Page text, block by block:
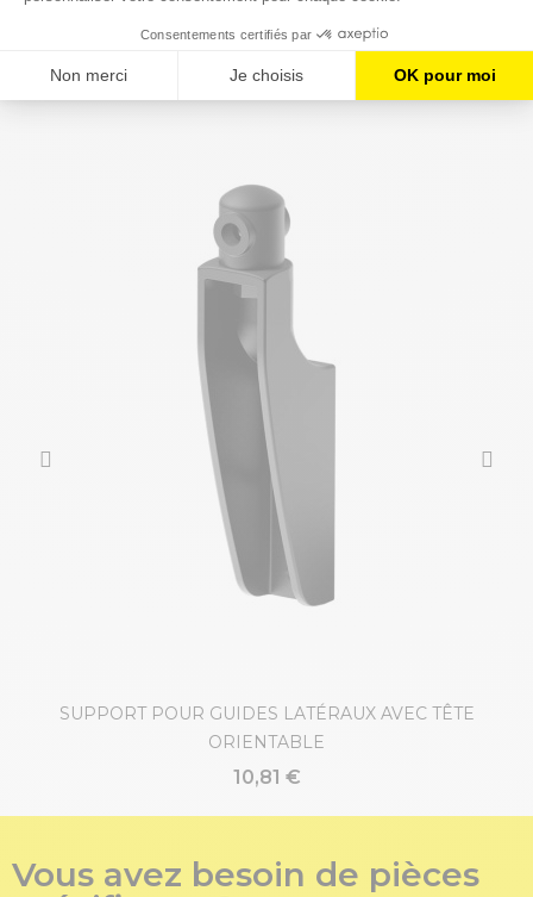
Vous aimerez aussi
SUPPORT POUR GUIDES LATÉRAUX AVEC TÊTE
ORIENTABLE
10,81 €
Vous avez besoin de pièces